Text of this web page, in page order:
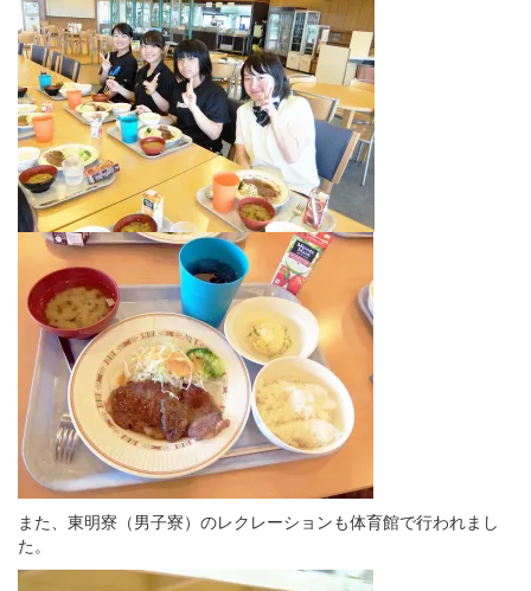
また、東明寮（男子寮）のレクレーションも体育館で行われまし
た。